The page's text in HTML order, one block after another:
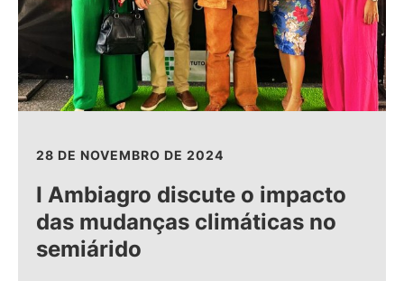
28 DE NOVEMBRO DE 2024
I Ambiagro discute o impacto
das mudanças climáticas no
semiárido